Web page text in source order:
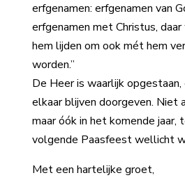
erfgenamen: erfgenamen van
erfgenamen met Christus,
hem lijden om ook mét hem
worden.”
De Heer is waarlijk
elkaar blijven doorgeven. Niet
maar óók in het komende
volgende Paasfeest wellicht
Met een hartelijke groet,